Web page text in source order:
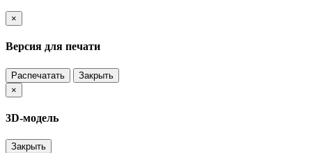
×
Версия для печати
Распечатать
Закрыть
×
3D-модель
Закрыть